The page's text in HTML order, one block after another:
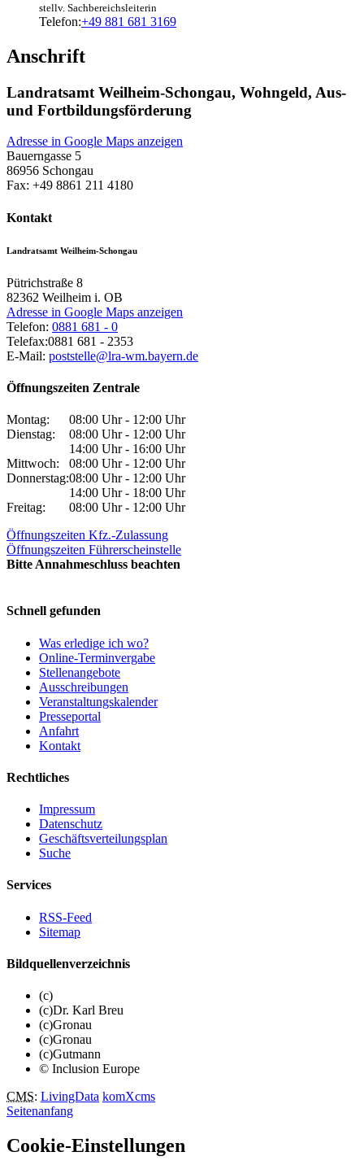
stellv. Sachbereichsleiterin
Telefon:+49 881 681 3169
Anschrift
Landratsamt Weilheim-Schongau, Wohngeld, Aus-
und Fortbildungsförderung
Adresse in Google Maps anzeigen
Bauerngasse 5
86956 Schongau
Fax: +49 8861 211 4180
Kontakt
Landratsamt Weilheim-Schongau
Pütrichstraße 8
82362 Weilheim i. OB
Adresse in Google Maps anzeigen
Telefon: 0881 681 - 0
Telefax:0881 681 - 2353
E-Mail: poststelle@lra-wm.bayern.de
Öffnungszeiten Zentrale
Montag:
08:00 Uhr - 12:00 Uhr
Dienstag:
08:00 Uhr - 12:00 Uhr
14:00 Uhr - 16:00 Uhr
Mittwoch:
08:00 Uhr - 12:00 Uhr
Donnerstag:08:00 Uhr - 12:00 Uhr
14:00 Uhr - 18:00 Uhr
Freitag:
08:00 Uhr - 12:00 Uhr
Öffnungszeiten Kfz.-Zulassung
Öffnungszeiten Führerscheinstelle
Bitte Annahmeschluss beachten
Schnell gefunden
Was erledige ich wo?
Online-Terminvergabe
Stellenangebote
Ausschreibungen
Veranstaltungskalender
Presseportal
Anfahrt
Kontakt
Rechtliches
Impressum
Datenschutz
Geschäftsverteilungsplan
Suche
Services
RSS-Feed
Sitemap
Bildquellenverzeichnis
(c)
(c)Dr. Karl Breu
(c)Gronau
(c)Gronau
(c)Gutmann
© Inclusion Europe
CMS: LivingData komXcms
Seitenanfang
Cookie-Einstellungen